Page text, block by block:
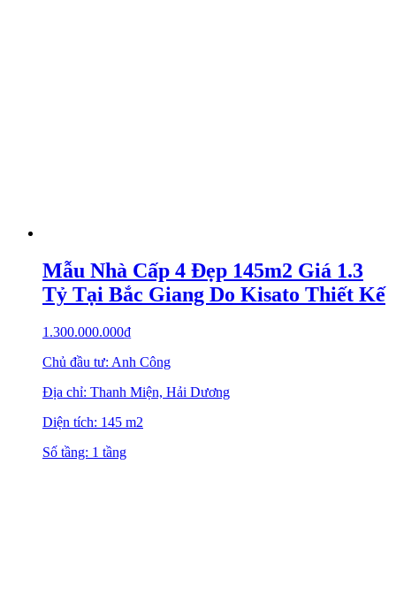
Mẫu Nhà Cấp 4 Đẹp 145m2 Giá 1.3
Tỷ Tại Bắc Giang Do Kisato Thiết Kế
1.300.000.000₫
Chủ đầu tư: Anh Công
Địa chỉ: Thanh Miện, Hải Dương
Diện tích: 145 m2
Số tầng: 1 tầng